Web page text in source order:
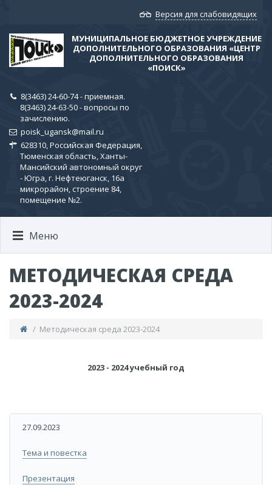
Версия для слабовидящих
МУНИЦИПАЛЬНОЕ БЮДЖЕТНОЕ УЧРЕЖДЕНИЕ
ДОПОЛНИТЕЛЬНОГО ОБРАЗОВАНИЯ «ЦЕНТР
ДОПОЛНИТЕЛЬНОГО ОБРАЗОВАНИЯ
«ПОИСК»
8(3463) 24-60-74 - приемная.
8(3463) 24-63-50 - вопросы по
зачислению.
poisk_ugansk@mail.ru
628310, Российская Федерация,
Тюменская область, Ханты-
Мансийский автономный округ
- Югра, г. Нефтеюганск, 16а
микрорайон, строение 84,
помещение №2.
Меню
МЕТОДИЧЕСКАЯ СРЕДА
2023-2024
/ Методическая среда 2023-2024
​2023 - 2024 учебный год
​27.09.2023
​​​Тема и повестка​
​​​Презентация​